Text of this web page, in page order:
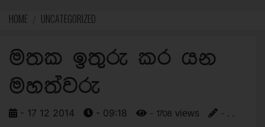
HOME UNCATEGORIZED
මතක ඉතුරු කර යන
මහත්වරු
- 17 12 2014 - 09:18 - 1708 views - . .